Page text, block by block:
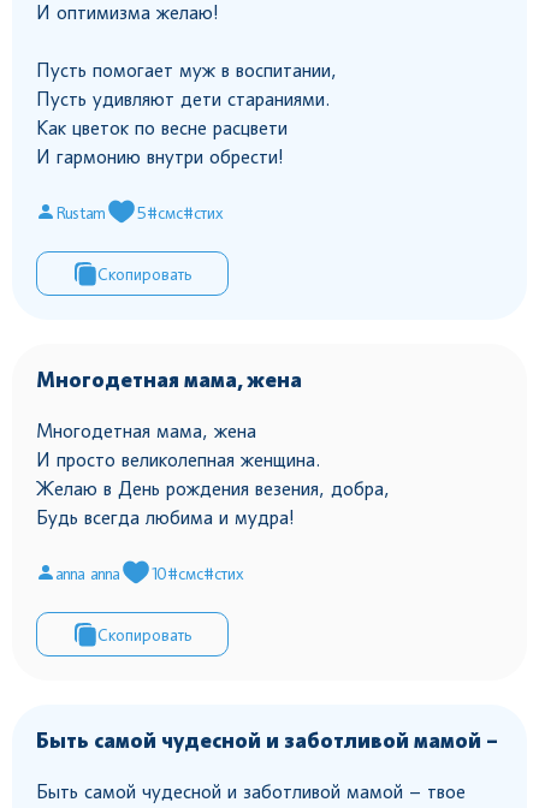
И оптимизма желаю!
Пусть помогает муж в воспитании,
Пусть удивляют дети стараниями.
Как цветок по весне расцвети
И гармонию внутри обрести!
Rustam 5#смс#стих
Скопировать
Многодетная мама, жена
Многодетная мама, жена
И просто великолепная женщина.
Желаю в День рождения везения, добра,
Будь всегда любима и мудра!
anna anna 10#смс#стих
Скопировать
Быть самой чудесной и заботливой мамой –
Быть самой чудесной и заботливой мамой – твое